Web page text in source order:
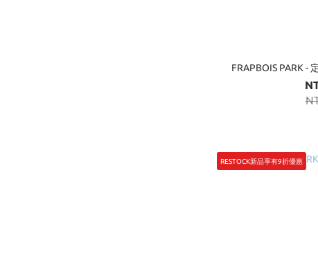
FRAPBOIS PARK -
RESTOCK新品享有9折優惠